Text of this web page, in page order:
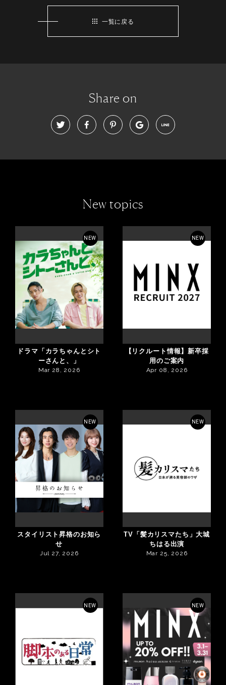
一覧に戻る
Share on
New topics
NEW
ドラマ「カラちゃんとシト
ーさんと、」
Mar 28, 2026
NEW
【リクルート情報】新卒採
用のご案内
Apr 08, 2026
NEW
スタイリスト昇格のお知ら
せ
Jul 27, 2026
NEW
TV「髪カリスマたち」大城
ちはる出演
Mar 25, 2026
NEW NEW